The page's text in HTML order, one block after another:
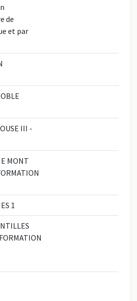
de
et par
III -
MONT
1